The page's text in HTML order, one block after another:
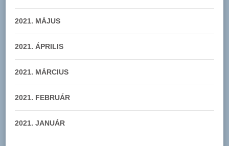
2021. MÁJUS
2021. ÁPRILIS
2021. MÁRCIUS
2021. FEBRUÁR
2021. JANUÁR